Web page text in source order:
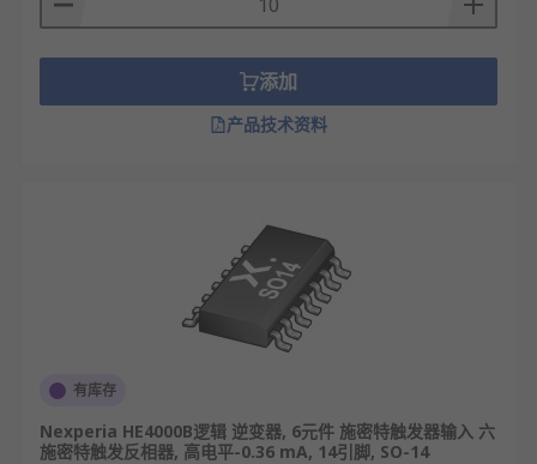
添加
产品技术资料
有库存
Nexperia HE4000B逻辑 逆变器, 6元件 施密特触发器输入 六
施密特触发反相器, 高电平-0.36 mA, 14引脚, SO-14